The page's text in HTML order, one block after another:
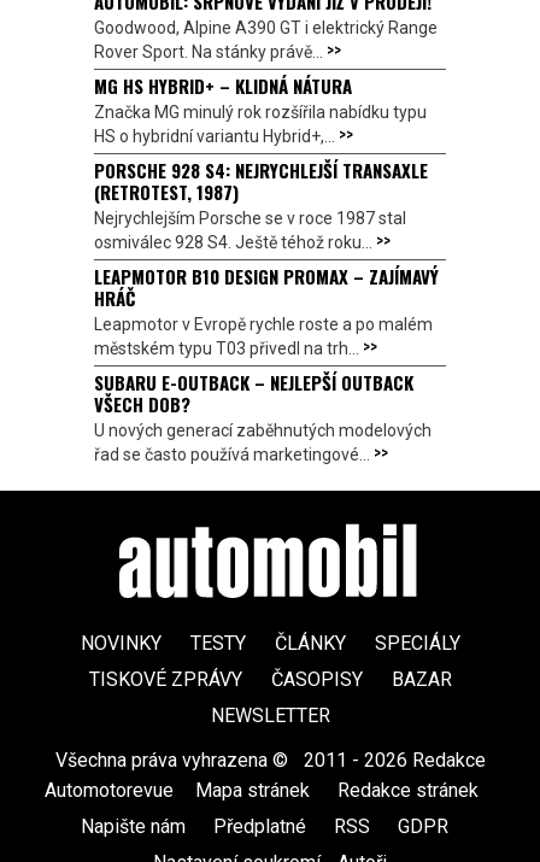
Goodwood, Alpine A390 GT i elektrický Range
Rover Sport. Na stánky právě... >>
MG HS HYBRID+ – KLIDNÁ NÁTURA
Značka MG minulý rok rozšířila nabídku typu
HS o hybridní variantu Hybrid+,... >>
PORSCHE 928 S4: NEJRYCHLEJŠÍ TRANSAXLE
(RETROTEST, 1987)
Nejrychlejším Porsche se v roce 1987 stal
osmiválec 928 S4. Ještě téhož roku... >>
LEAPMOTOR B10 DESIGN PROMAX – ZAJÍMAVÝ
HRÁČ
Leapmotor v Evropě rychle roste a po malém
městském typu T03 přivedl na trh... >>
SUBARU E-OUTBACK – NEJLEPŠÍ OUTBACK
VŠECH DOB?
U nových generací zaběhnutých modelových
řad se často používá marketingové... >>
NOVINKY TESTY ČLÁNKY
SPECIÁLY
TISKOVÉ ZPRÁVY
ČASOPISY
BAZAR
NEWSLETTER
Všechna práva vyhrazena ©
2011 - 2026 Redakce
Automotorevue
Mapa stránek Redakce stránek
Napište nám
Předplatné RSS GDPR